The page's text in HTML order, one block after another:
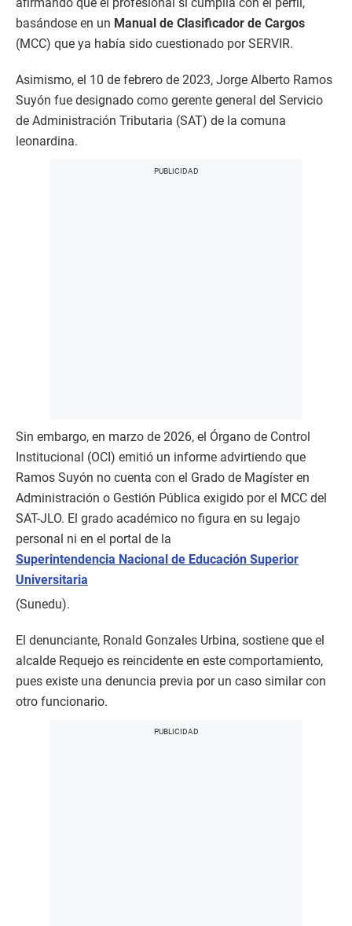
basándose en un Manual de Clasificador de Cargos
(MCC) que ya había sido cuestionado por SERVIR.
Asimismo, el 10 de febrero de 2023, Jorge Alberto Ramos
Suyón fue designado como gerente general del Servicio
de Administración Tributaria (SAT) de la comuna
leonardina.
Sin embargo, en marzo de 2026, el Órgano de Control
Institucional (OCI) emitió un informe advirtiendo que
Ramos Suyón no cuenta con el Grado de Magíster en
Administración o Gestión Pública exigido por el MCC del
SAT-JLO. El grado académico no figura en su legajo
personal ni en el portal de la
Superintendencia Nacional de Educación Superior
Universitaria
(Sunedu).
El denunciante, Ronald Gonzales Urbina, sostiene que el
alcalde Requejo es reincidente en este comportamiento,
pues existe una denuncia previa por un caso similar con
otro funcionario.